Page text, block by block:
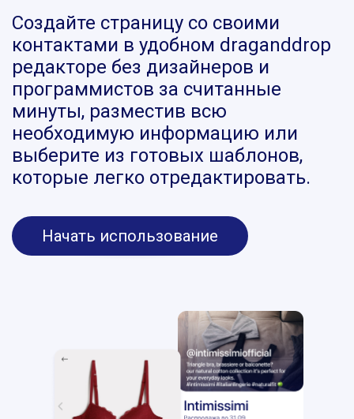
Создайте страницу со своими
контактами в удобном draganddrop
редакторе без дизайнеров и
программистов за считанные
минуты, разместив всю
необходимую информацию или
выберите из готовых шаблонов,
которые легко отредактировать.
Начать использование